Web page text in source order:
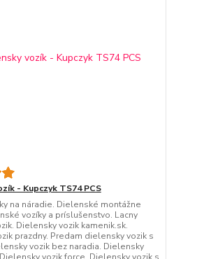
- Kupczyk TS74 PCS
na náradie. Dielenské montážne
vozíky a príslušenstvo. Lacny
Dielensky vozik kamenik.sk.
prazdny. Predam dielensky vozik s
vozik bez naradia. Dielensky
vozik force. Dielensky vozik s